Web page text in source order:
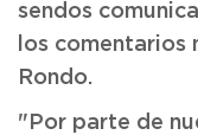
sendos
los
Rondo.
"Por parte de